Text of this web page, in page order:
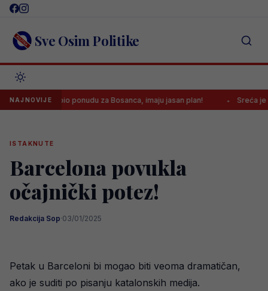
Skip
content Sve Osim Politike
NAJNOVIJE
odbio ponudu za Bosanca, imaju jasan plan! Sreća je
ISTAKNUTE
Barcelona povukla
očajnički potez!
Redakcija Sop·03/01/2025
Petak u Barceloni bi mogao biti veoma dramatičan,
ako je suditi po pisanju katalonskih medija.